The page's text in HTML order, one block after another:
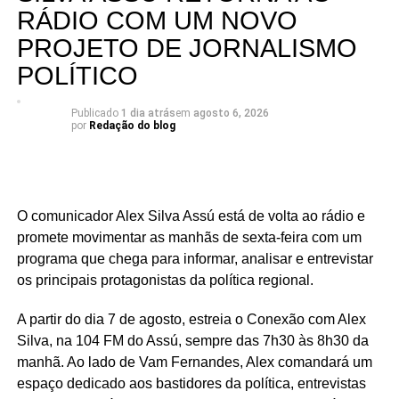
Fonte: Fonte: www.mds.gov.br
como deputado federal que seguem presentes na vida
das pessoas, independentemente de alinhamentos
políticos ou do apoio de prefeitos à época. O
compromisso do mandato sempre foi com as cidades e
com as pessoas, acima de qualquer disputa partidária”,
pontua Rafael.
saúde, infraestrutura, educação, esporte e cultura. Ao
longo do mandato, Rafael também levou recursos para
municípios de todas as regiões do Rio Grande do Norte,
consolidando uma atuação parlamentar marcada pela
continuam gerando benefícios para a população.
RÁDIO COM UM NOVO
PROJETO DE JORNALISMO
POLÍTICO
Publicado 1 dia atrásem agosto 6, 2026
por Redação do blog
O comunicador Alex Silva Assú está de volta ao rádio e
promete movimentar as manhãs de sexta-feira com um
programa que chega para informar, analisar e entrevistar
os principais protagonistas da política regional.
A partir do dia 7 de agosto, estreia o Conexão com Alex
Silva, na 104 FM do Assú, sempre das 7h30 às 8h30 da
manhã. Ao lado de Vam Fernandes, Alex comandará um
espaço dedicado aos bastidores da política, entrevistas